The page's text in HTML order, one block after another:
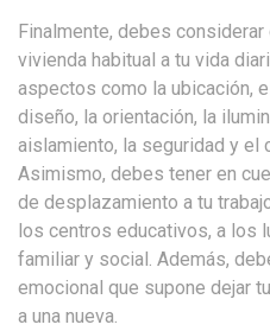
Finalmente, debes
vivienda habitual a tu vida
aspectos como la ubicación,
diseño, la orientación, la
aislamiento, la seguridad y el
Asimismo, debes tener en
de desplazamiento a tu
los centros educativos, a los
familiar y social. Además,
emocional que supone dejar
a una nueva.